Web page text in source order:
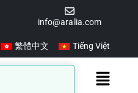
info@aralia.com
繁體中文 Tiếng Việt
Main